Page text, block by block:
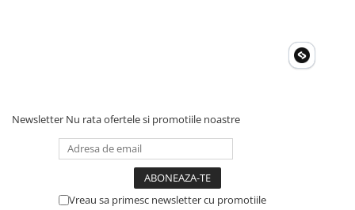
Newsletter Nu rata ofertele si promotiile noastre
Vreau sa primesc newsletter cu promotiile